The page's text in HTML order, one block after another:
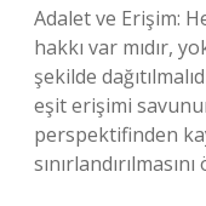
Adalet ve Erişim:
hakkı var mıdır,
şekilde
eşit erişimi
perspektifinden